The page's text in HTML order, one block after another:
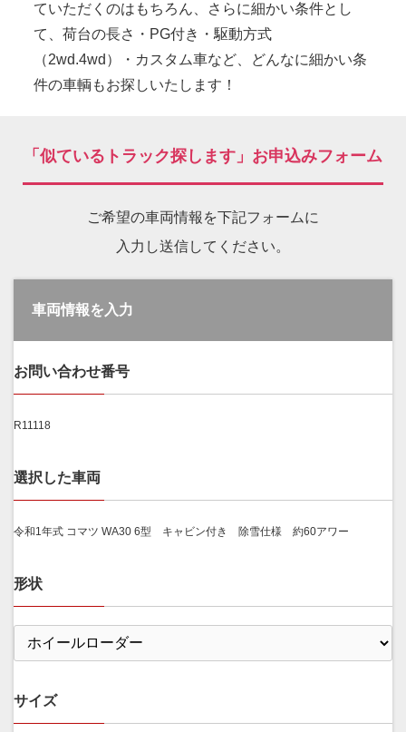
ていただくのはもちろん、さらに細かい条件とし
て、荷台の長さ・PG付き・駆動方式
（2wd.4wd）・カスタム車など、どんなに細かい条
件の車輌もお探しいたします！
「似ているトラック探します」お申込みフォーム
ご希望の車両情報を下記フォームに
入力し送信してください。
車両情報を入力
お問い合わせ番号
R11118
選択した車両
令和1年式 コマツ WA30 6型 キャビン付き 除雪仕様 約60アワー
形状
サイズ